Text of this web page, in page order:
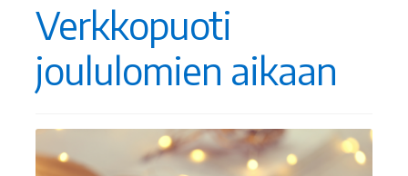
Verkkopuoti
joululomien aikaan